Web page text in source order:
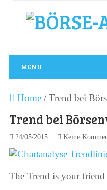
MENÜ
Home/ Trend bei
Trend bei
24/05/2015 Keine
The Trend is your friend